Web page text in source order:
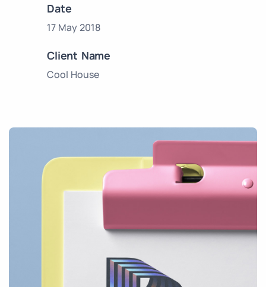
Date
17 May 2018
Client Name
Cool House